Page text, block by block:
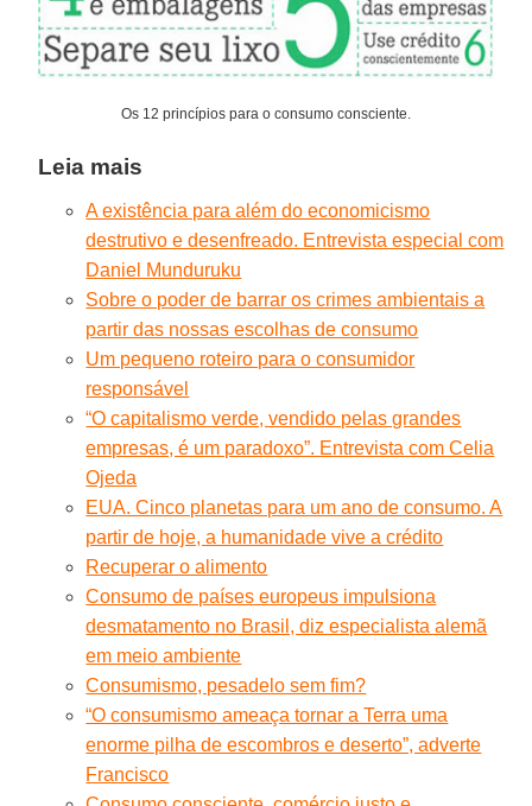
Os 12 princípios para o consumo consciente.
Leia mais
A existência para além do economicismo
destrutivo e desenfreado. Entrevista especial com
Daniel Munduruku
Sobre o poder de barrar os crimes ambientais a
partir das nossas escolhas de consumo
Um pequeno roteiro para o consumidor
responsável
“O capitalismo verde, vendido pelas grandes
empresas, é um paradoxo”. Entrevista com Celia
Ojeda
EUA. Cinco planetas para um ano de consumo. A
partir de hoje, a humanidade vive a crédito
Recuperar o alimento
Consumo de países europeus impulsiona
desmatamento no Brasil, diz especialista alemã
em meio ambiente
Consumismo, pesadelo sem fim?
“O consumismo ameaça tornar a Terra uma
enorme pilha de escombros e deserto”, adverte
Francisco